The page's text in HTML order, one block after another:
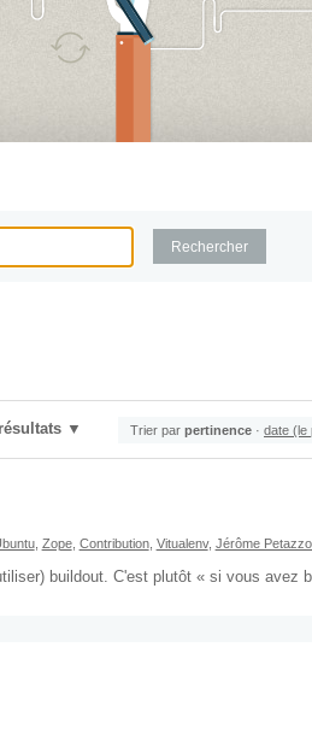
Trier par pertinence · date (le
, Zope, Contribution, Vitualenv, Jérôme
buildout. C'est plutôt « si vous avez